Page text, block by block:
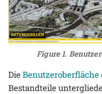
Figure 1.
DieBenutzeroberfläche
Bestandteile